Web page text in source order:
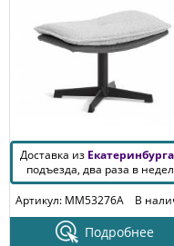
Доставка из Екатеринбурга
подъезда, два раза в
Артикул: MM53276A
В
Подробнее